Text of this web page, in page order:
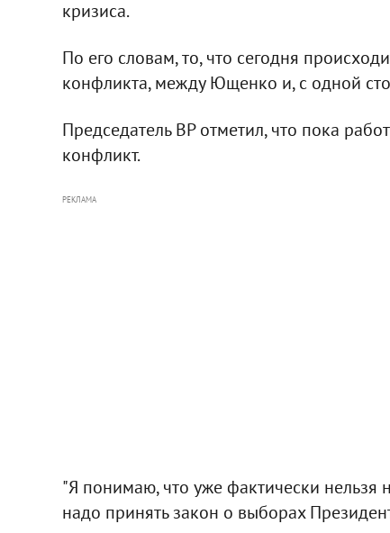
кризиса.
По его словам, то, что сегодня
конфликта, между Ющенко и, с одной
Председатель ВР отметил, что пока
конфликт.
РЕКЛАМА
"Я понимаю, что уже фактически нельзя
надо принять закон о выборах